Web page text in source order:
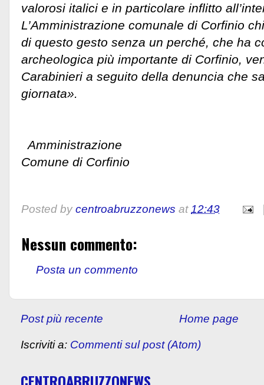
valorosi italici e in particolare inflitto
L’Amministrazione comunale di Corfinio
di questo gesto senza un perché, che ha
archeologica più importante di Corfinio,
Carabinieri a seguito della denuncia che
giornata».
Amministrazione
Comune di Corfinio
Posted by centroabruzzonews at12:43
Nessun commento:
Posta un commento
Post più recente Home page
Iscriviti a: Commenti sul post (Atom)